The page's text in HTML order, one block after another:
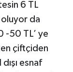
6 TL
oluyor da
-50 TL’ ye
çiftçiden
esnaf